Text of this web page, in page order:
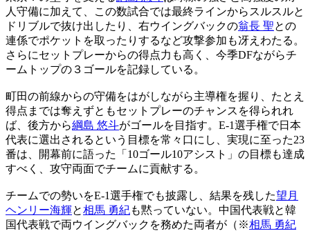
人守備に加えて、この数試合では最終ラインからスルスルと
ドリブルで抜け出したり、右ウイングバックの翁長 聖との
連係でポケットを取ったりするなど攻撃参加も冴えわたる。
さらにセットプレーからの得点力も高く、今季DFながらチ
ームトップの３ゴールを記録している。
町田の前線からの守備をはがしながら主導権を握り、たとえ
得点までは奪えずともセットプレーのチャンスを得られれ
ば、後方から綱島 悠斗がゴールを目指す。E-1選手権で日本
代表に選出されるという目標を常々口にし、実現に至った23
番は、開幕前に語った「10ゴール10アシスト」の目標も達成
すべく、攻守両面でチームに貢献する。
チームでの勢いをE-1選手権でも披露し、結果を残した望月
ヘンリー海輝と相馬 勇紀も黙っていない。中国代表戦と韓
国代表戦で両ウイングバックを務めた両者が（※相馬 勇紀